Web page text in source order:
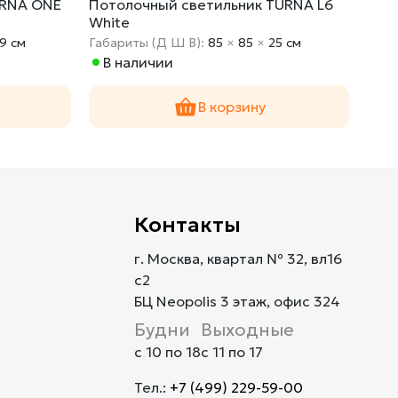
ONE
cм
Потолочный светильник TURNA L6
White
Габариты (Д Ш В):85 ×85 × 25 cм
В наличии
В корзину
Контакты
г. Москва, квартал № 32, вл16
с2
БЦ Neopolis 3 этаж, офис 324
Будни
с 10 по 18
Выходные
с 11 по 17
Тел.: +7 (499) 229-59-00